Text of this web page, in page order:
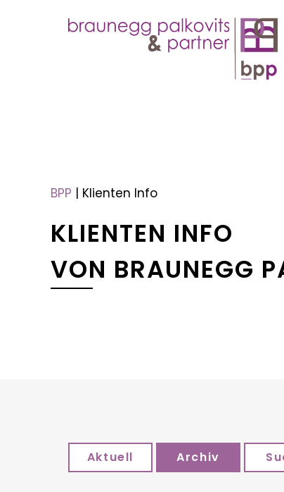
BPP | Klienten Info
KLIENTEN INFO
VON BRAUNEGG
Aktuell Archiv